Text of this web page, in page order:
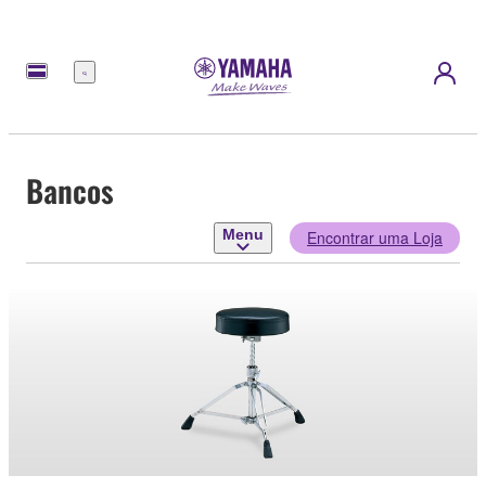
Menu
Bancos
Menu Encontrar uma Loja